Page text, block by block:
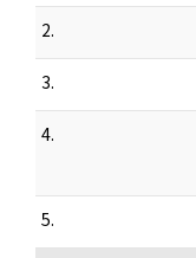
2.
3.
4.
5.